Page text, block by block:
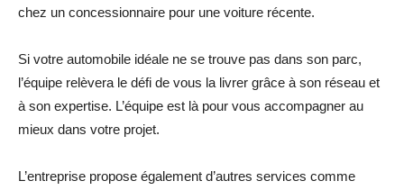
chez un concessionnaire pour une voiture récente.
Si votre automobile idéale ne se trouve pas dans son parc,
l’équipe relèvera le défi de vous la livrer grâce à son réseau et
à son expertise. L’équipe est là pour vous accompagner au
mieux dans votre projet.
L’entreprise propose également d’autres services comme